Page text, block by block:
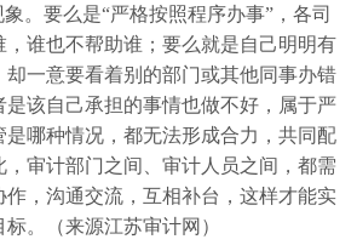
。要么是“严格按照程序办事”，各司
，谁也不帮助谁；要么就是自己明明有
却一意要看着别的部门或其他同事办错
是该自己承担的事情也做不好，属于严
哪种情况，都无法形成合力，共同配
审计部门之间、审计人员之间，都需
作，沟通交流，互相补台，这样才能实
。（来源江苏审计网）